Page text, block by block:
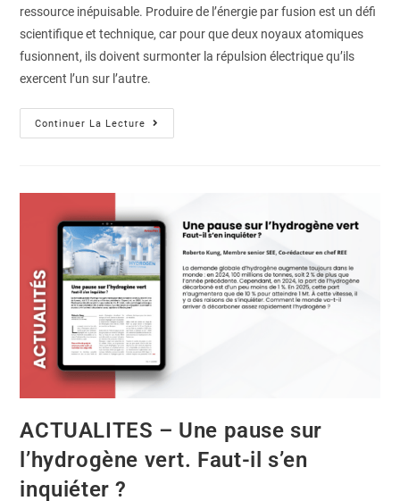
ressource inépuisable. Produire de l’énergie par fusion est un défi
scientifique et technique, car pour que deux noyaux atomiques
fusionnent, ils doivent surmonter la répulsion électrique qu’ils
exercent l’un sur l’autre.
Continuer La Lecture
ACTUALITES – Une pause sur
l’hydrogène vert. Faut-il s’en
inquiéter ?